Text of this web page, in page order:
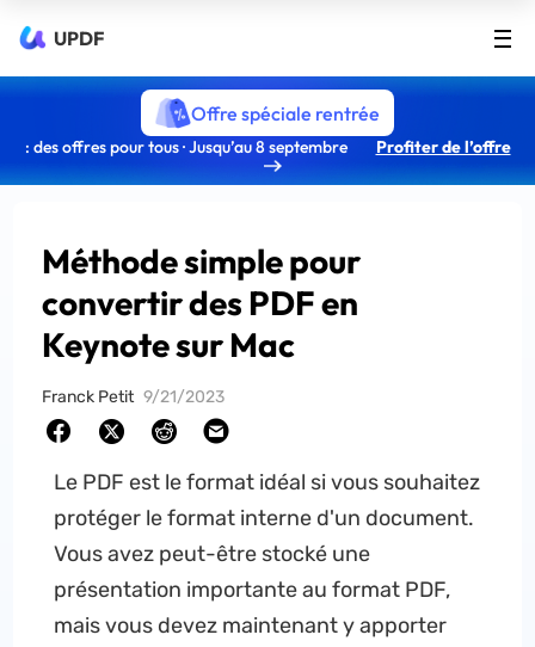
UPDF
Offre spéciale rentrée
: des offres pour tous · Jusqu’au 8 septembre Profiter de l’offre
Méthode simple pour
convertir des PDF en
Keynote sur Mac
Franck Petit 9/21/2023
Le PDF est le format idéal si vous souhaitez
protéger le format interne d'un document.
Vous avez peut-être stocké une
présentation importante au format PDF,
mais vous devez maintenant y apporter